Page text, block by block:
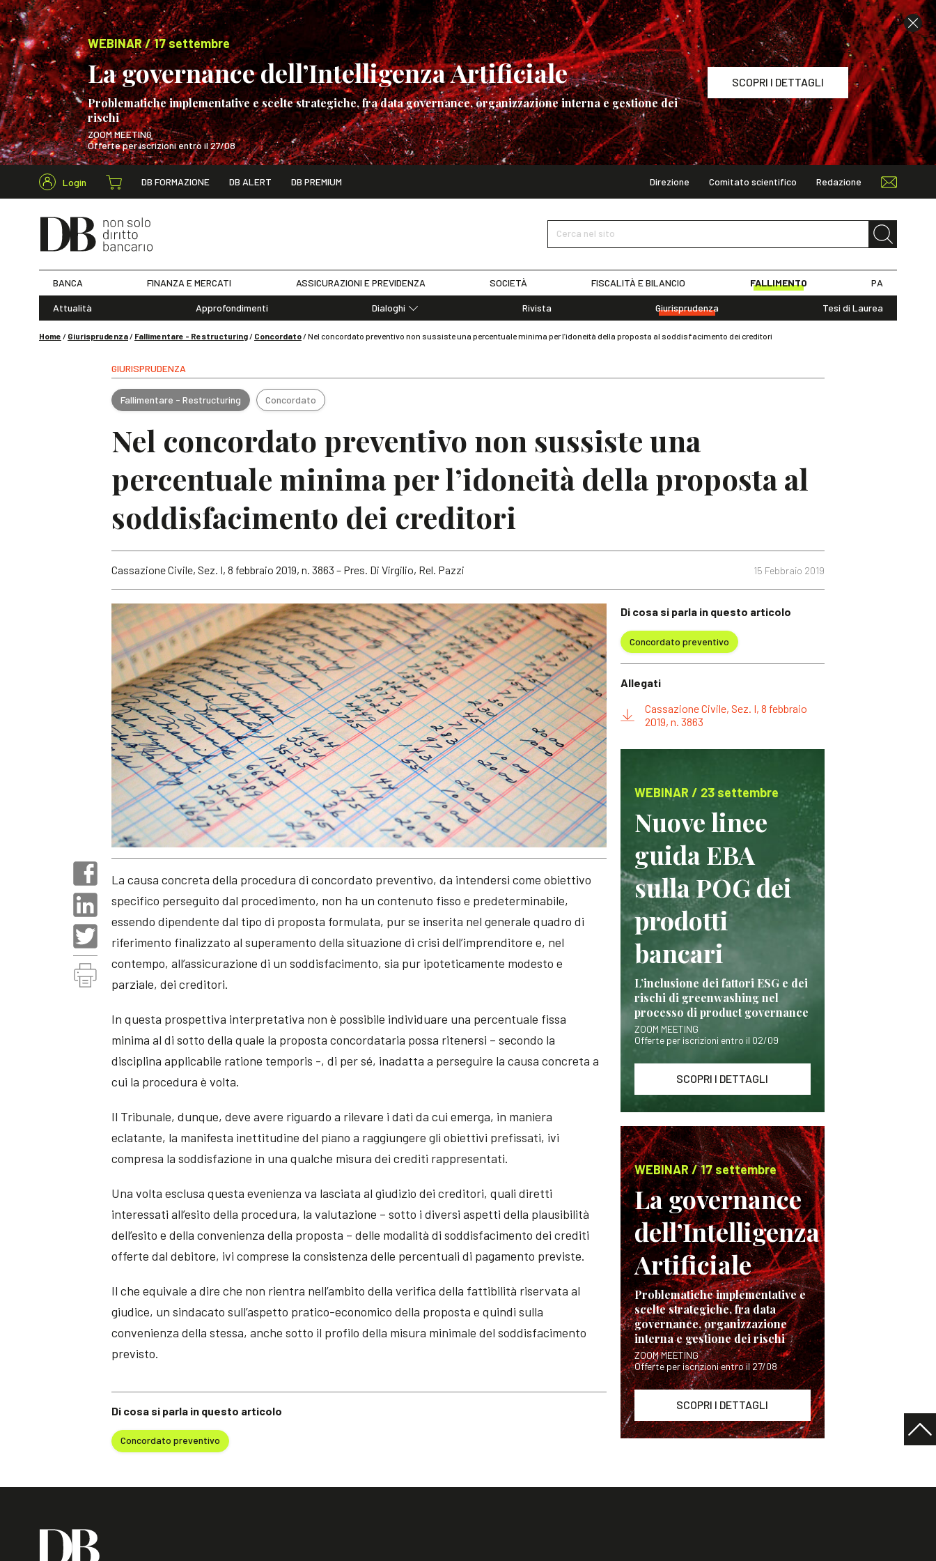
WEBINAR / 17 settembre
La governance dell’Intelligenza Artificiale
Problematiche implementative e scelte strategiche, fra data governance, organizzazione interna e gestione dei
rischi
ZOOM MEETING
Offerte per iscrizioni entro il 27/08
SCOPRI I DETTAGLI
WEBINAR / 17 settembre
Login DB FORMAZIONE DB ALERT DB PREMIUM Direzione Comitato scientifico Redazione
Cerca nel sito
Cerca nel sito
BANCA FINANZA E MERCATI ASSICURAZIONI E PREVIDENZA SOCIETÀ FISCALITÀ E BILANCIO FALLIMENTO PA
Attualità Approfondimenti
Dialoghi
Rivista Giurisprudenza Tesi di Laurea
Home / Giurisprudenza/ Fallimentare - Restructuring/ Concordato/Nel concordato preventivo non sussiste una percentuale minima per l’idoneità della proposta al soddisfacimento dei creditori
GIURISPRUDENZA
Fallimentare - Restructuring Concordato
Nel concordato preventivo non sussiste una
percentuale minima per l’idoneità della proposta al
soddisfacimento dei creditori
15 Febbraio 2019
Cassazione Civile, Sez. I, 8 febbraio 2019, n. 3863 – Pres. Di Virgilio, Rel. Pazzi
Di cosa si parla in questo articolo
Concordato preventivo
La causa concreta della procedura di concordato preventivo, da intendersi come obiettivo
specifico perseguito dal procedimento, non ha un contenuto fisso e predeterminabile,
essendo dipendente dal tipo di proposta formulata, pur se inserita nel generale quadro di
riferimento finalizzato al superamento della situazione di crisi dell’imprenditore e, nel
contempo, all’assicurazione di un soddisfacimento, sia pur ipoteticamente modesto e
parziale, dei creditori.
In questa prospettiva interpretativa non è possibile individuare una percentuale fissa
minima al di sotto della quale la proposta concordataria possa ritenersi – secondo la
disciplina applicabile ratione temporis -, di per sé, inadatta a perseguire la causa concreta a
cui la procedura è volta.
Il Tribunale, dunque, deve avere riguardo a rilevare i dati da cui emerga, in maniera
eclatante, la manifesta inettitudine del piano a raggiungere gli obiettivi prefissati, ivi
compresa la soddisfazione in una qualche misura dei crediti rappresentati.
Una volta esclusa questa evenienza va lasciata al giudizio dei creditori, quali diretti
interessati all’esito della procedura, la valutazione – sotto i diversi aspetti della plausibilità
dell’esito e della convenienza della proposta – delle modalità di soddisfacimento dei crediti
offerte dal debitore, ivi comprese la consistenza delle percentuali di pagamento previste.
Il che equivale a dire che non rientra nell’ambito della verifica della fattibilità riservata al
giudice, un sindacato sull’aspetto pratico-economico della proposta e quindi sulla
convenienza della stessa, anche sotto il profilo della misura minimale del soddisfacimento
previsto.
Di cosa si parla in questo articolo
Concordato preventivo
Allegati
Cassazione Civile, Sez. I, 8 febbraio
2019, n. 3863
WEBINAR / 23 settembre
Nuove linee
guida EBA
sulla POG dei
prodotti
bancari
L’inclusione dei fattori ESG e dei
rischi di greenwashing nel
processo di product governance
ZOOM MEETING
Offerte per iscrizioni entro il 02/09
SCOPRI I DETTAGLI
WEBINAR / 17 settembre
La governance
dell’Intelligenza
Artificiale
Problematiche implementative e
scelte strategiche, fra data
governance, organizzazione
interna e gestione dei rischi
ZOOM MEETING
Offerte per iscrizioni entro il 27/08
SCOPRI I DETTAGLI